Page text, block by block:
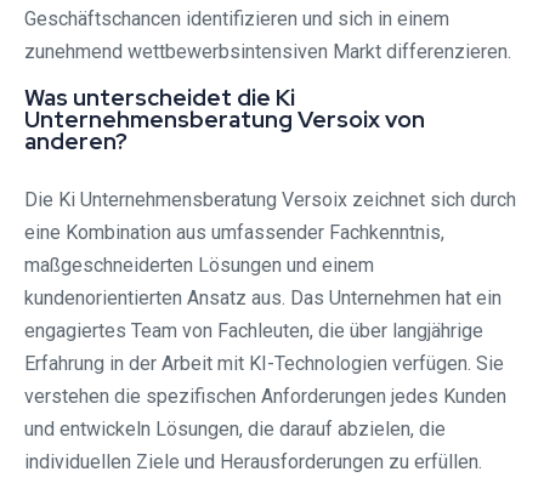
Geschäftschancen identifizieren und sich in einem
zunehmend wettbewerbsintensiven Markt differenzieren.
Was unterscheidet die Ki
Unternehmensberatung Versoix von
anderen?
Die Ki Unternehmensberatung Versoix zeichnet sich durch
eine Kombination aus umfassender Fachkenntnis,
maßgeschneiderten Lösungen und einem
kundenorientierten Ansatz aus. Das Unternehmen hat ein
engagiertes Team von Fachleuten, die über langjährige
Erfahrung in der Arbeit mit KI-Technologien verfügen. Sie
verstehen die spezifischen Anforderungen jedes Kunden
und entwickeln Lösungen, die darauf abzielen, die
individuellen Ziele und Herausforderungen zu erfüllen.